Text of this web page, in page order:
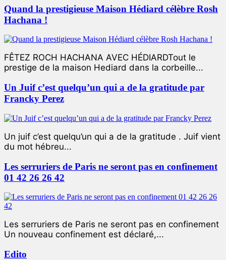
Quand la prestigieuse Maison Hédiard célèbre Rosh
Hachana !
FÊTEZ ROCH HACHANA AVEC HÉDIARDTout le
prestige de la maison Hediard dans la corbeille...
Un Juif c’est quelqu’un qui a de la gratitude par
Francky Perez
Un juif c’est quelqu’un qui a de la gratitude . Juif vient
du mot hébreu...
Les serruriers de Paris ne seront pas en confinement
01 42 26 26 42
Les serruriers de Paris ne seront pas en confinement
Un nouveau confinement est déclaré,...
Edito